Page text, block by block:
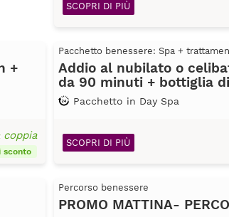
SCOPRI DI PIÙ
+
coppia
sconto
Pacchetto benessere: Spa +
Addio al nubilato o
da 90 minuti + bottiglia
Pacchetto in Day Spa
SCOPRI DI PIÙ
Percorso benessere
PROMO MATTINA-